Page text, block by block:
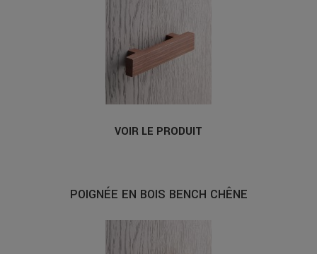
VOIR LE PRODUIT
POIGNÉE EN BOIS BENCH CHÊNE